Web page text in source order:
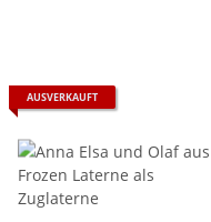
AUSVERKAUFT